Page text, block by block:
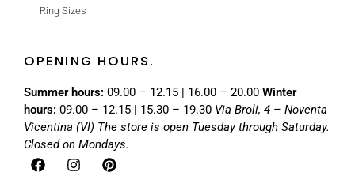
Ring Sizes
OPENING HOURS.
Summer hours: 09.00 – 12.15 | 16.00 – 20.00 Winter
hours: 09.00 – 12.15 | 15.30 – 19.30 Via Broli, 4 – Noventa
Vicentina (VI) The store is open Tuesday through Saturday.
Closed on Mondays.